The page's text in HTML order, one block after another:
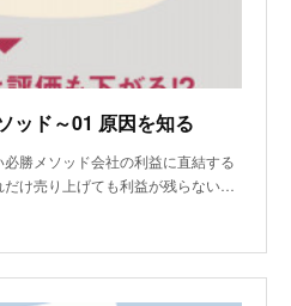
ッド～01 原因を知る
勝メソッド会社の利益に直結する
だけ売り上げても利益が残らない…